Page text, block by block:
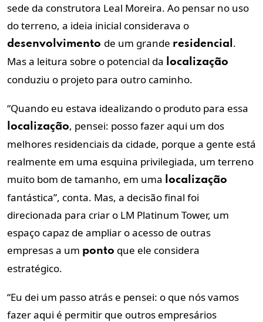
sede da construtora Leal Moreira. Ao pensar no uso
do terreno, a ideia inicial considerava o
desenvolvimento de um grande residencial .
Mas a leitura sobre o potencial da localização
conduziu o projeto para outro caminho.
“Quando eu estava idealizando o produto para essa
localização, pensei: posso fazer aqui um dos
melhores residenciais da cidade, porque a gente está
realmente em uma esquina privilegiada, um terreno
muito bom de tamanho, em uma localização
fantástica”, conta. Mas, a decisão final foi
direcionada para criar o LM Platinum Tower, um
espaço capaz de ampliar o acesso de outras
empresas a um ponto que ele considera
estratégico.
“Eu dei um passo atrás e pensei: o que nós vamos
fazer aqui é permitir que outros empresários